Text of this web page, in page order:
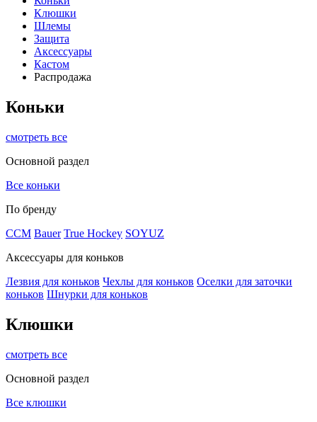
Клюшки
Шлемы
Защита
Аксессуары
Кастом
Распродажа
Коньки
смотреть все
Основной раздел
Все коньки
По бренду
ССМ Bauer True Hockey SOYUZ
Аксессуары для коньков
Лезвия для коньков Чехлы для коньков Оселки для заточки
коньков Шнурки для коньков
Клюшки
смотреть все
Основной раздел
Все клюшки